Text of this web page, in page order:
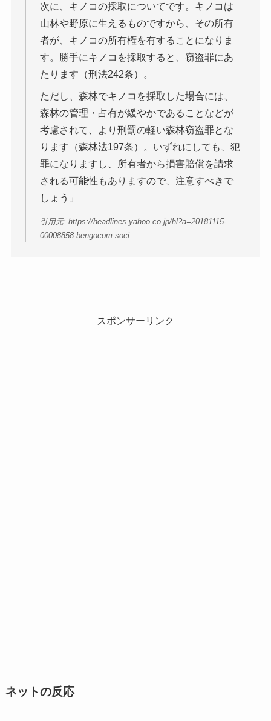
次に、キノコの採取についてです。キノコは
山林や野原に生えるものですから、その所有
者が、キノコの所有権を有することになりま
す。勝手にキノコを採取すると、窃盗罪にあ
たります（刑法242条）。
ただし、森林でキノコを採取した場合には、
森林の管理・占有が緩やかであることなどが
考慮されて、より刑罰の軽い森林窃盗罪とな
ります（森林法197条）。いずれにしても、犯
罪になりますし、所有者から損害賠償を請求
される可能性もありますので、注意すべきで
しょう」
引用元: https://headlines.yahoo.co.jp/hl?a=20181115-
00008858-bengocom-soci
スポンサーリンク
ネットの反応